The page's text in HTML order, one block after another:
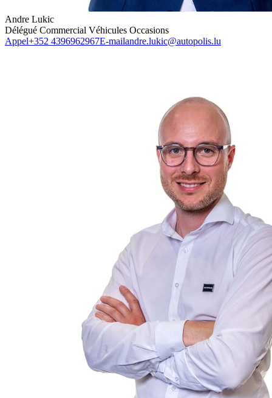
Andre Lukic
Délégué Commercial Véhicules Occasions
Appel+352 4396962967E-mailandre.lukic@autopolis.lu